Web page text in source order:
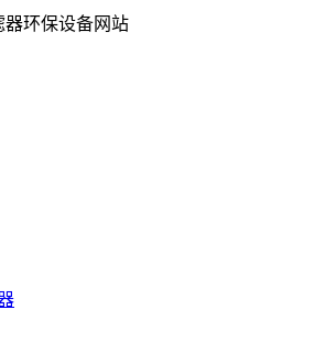
环保设备网站